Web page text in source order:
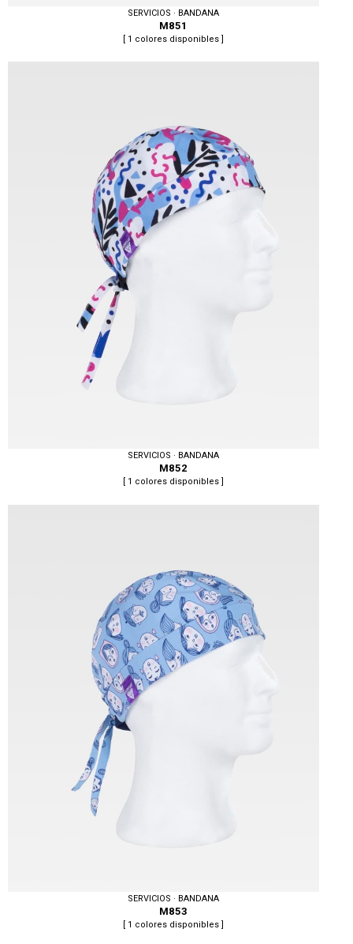
SERVICIOS · BANDANA
M851
[ 1 colores disponibles ]
SERVICIOS · BANDANA
M852
[ 1 colores disponibles ]
SERVICIOS · BANDANA
M853
[ 1 colores disponibles ]